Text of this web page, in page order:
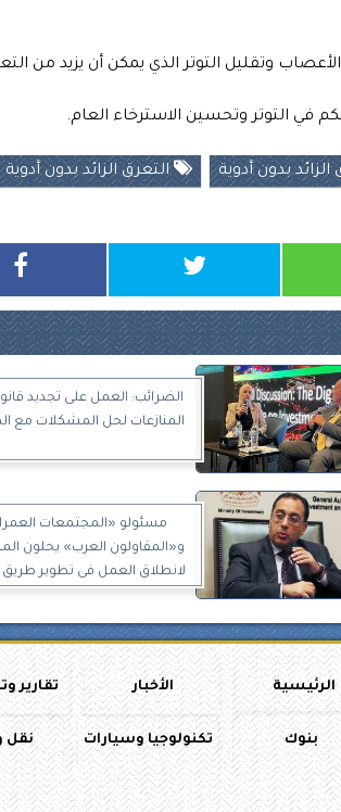
وتقليل التوتر الذي يمكن أن يزيد من
في التوتر وتحسين الاسترخاء العام.
بدون أدوية التعرق الزائد بدون أدوية
الضرائب: العمل على تجديد
المنازعات لحل المشكلات مع
مسئولو «المجتمعات
و«المقاولون العرب» يحلون
لانطلاق العمل فى تطوير طريق
الرئيسية الأخبار تقارير
بنوك تكنولوجيا وسيارات نقل